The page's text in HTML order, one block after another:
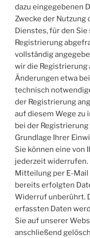
dazu eingegebenen
Zwecke der
Dienstes, für den
Registrierung
vollständig
wir die Registrierung
Änderungen etwa
technisch
der Registrierung
auf diesem Wege zu
bei der
Grundlage Ihrer
Sie können eine von
jederzeit widerrufen.
Mitteilung per E-Mail
bereits erfolgten
Widerruf unberührt.
erfassten Daten
Sie auf unserer
anschließend